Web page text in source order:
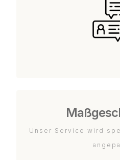
Unser Service wird